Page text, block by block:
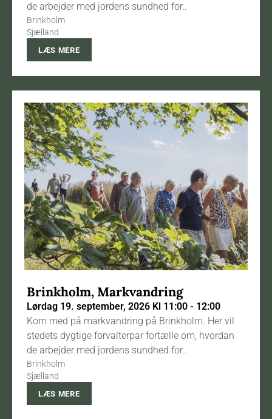
de arbejder med jordens sundhed for..
Brinkholm
Sjælland
LÆS MERE
Brinkholm, Markvandring
Lørdag 19. september, 2026 Kl 11:00 - 12:00
Kom med på markvandring på Brinkholm. Her vil
stedets dygtige forvalterpar fortælle om, hvordan
de arbejder med jordens sundhed for..
Brinkholm
Sjælland
LÆS MERE